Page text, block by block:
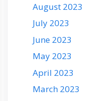
August 2023
July 2023
June 2023
May 2023
April 2023
March 2023